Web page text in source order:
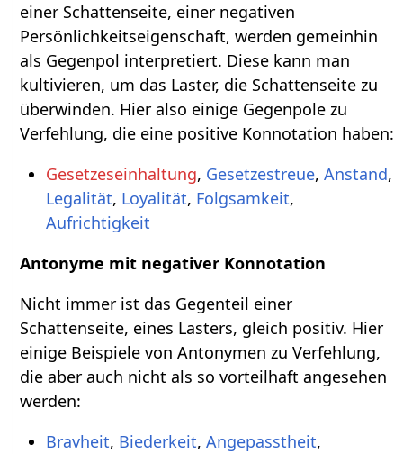
einer Schattenseite, einer negativen
Persönlichkeitseigenschaft, werden gemeinhin
als Gegenpol interpretiert. Diese kann man
kultivieren, um das Laster, die Schattenseite zu
überwinden. Hier also einige Gegenpole zu
Verfehlung, die eine positive Konnotation haben:
Gesetzeseinhaltung, Gesetzestreue, Anstand,
Legalität, Loyalität, Folgsamkeit,
Aufrichtigkeit
Antonyme mit negativer Konnotation
Nicht immer ist das Gegenteil einer
Schattenseite, eines Lasters, gleich positiv. Hier
einige Beispiele von Antonymen zu Verfehlung,
die aber auch nicht als so vorteilhaft angesehen
werden:
Bravheit, Biederkeit, Angepasstheit,